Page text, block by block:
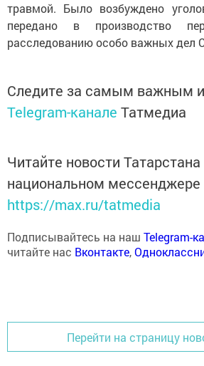
травмой. Было возбуждено
передано в производство
расследованию особо важных дел
Следите за самым важным
Telegram-канале Татмедиа
Читайте новости Татарстана
национальном
https://max.ru/tatmedia
Подписывайтесь на наш Telegram-
читайте нас Вконтакте,
Перейти на страницу